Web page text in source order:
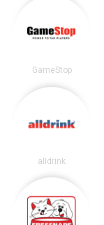
GameStop
alldrink